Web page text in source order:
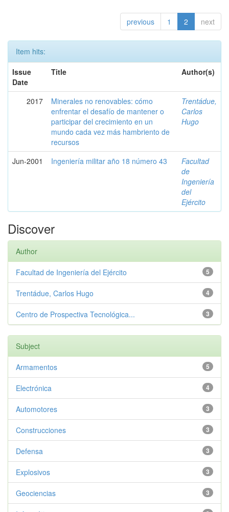
previous 1 2 next
Item hits:
Issue
Date
Title Author(s)
2017
Minerales no renovables: cómo
enfrentar el desafío de mantener o
participar del crecimiento en un
mundo cada vez más hambriento de
recursos
Trentádue,
Carlos
Hugo
Jun-2001 Ingeniería militar año 18 número 43
Facultad
de
Ingeniería
del
Ejército
Discover
Author
5
Facultad de Ingeniería del Ejército
4
Trentádue, Carlos Hugo
3
Centro de Prospectiva Tecnológica...
Subject
5
Armamentos
4
Electrónica
3
Automotores
3
Construcciones
3
Defensa
3
Explosivos
3
Geociencias